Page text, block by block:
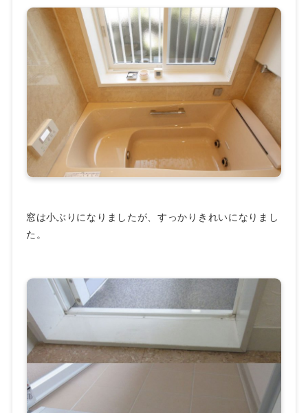
窓は小ぶりになりましたが、すっかりきれいになりまし
た。